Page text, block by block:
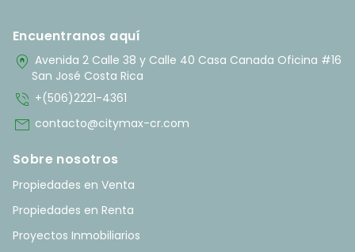
Encuentranos aquí
home_pin Avenida 2 Calle 38 y Calle 40 Casa Canada Oficina #16
San José Costa Rica
phone_in_talk +(506)2221-4361
mail contacto@citymax-cr.com
Sobre nosotros
Propiedades en Venta
Propiedades en Renta
Proyectos Inmobiliarios